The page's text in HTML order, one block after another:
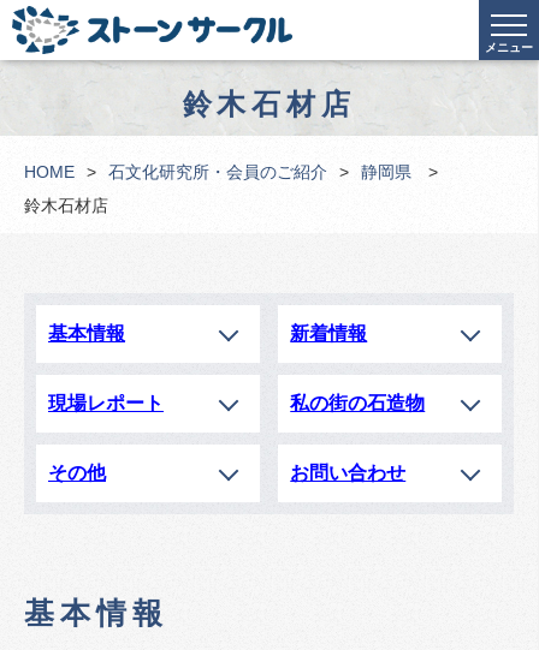
メニュー
鈴木石材店
HOME 石文化研究所・会員のご紹介
静岡県
鈴木石材店
基本情報 新着情報
現場レポート 私の街の石造物
その他 お問い合わせ
基本情報